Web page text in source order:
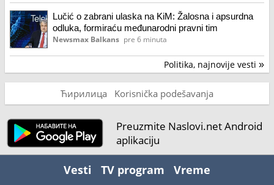
Lučić o zabrani ulaska na KiM: Žalosna i apsurdna
odluka, formiraću međunarodni pravni tim
Newsmax Balkans pre 6 minuta
Politika, najnovije vesti »
Ћирилица Korisnička podešavanja
Preuzmite Naslovi.net Android
aplikaciju
Vesti TV program Vreme